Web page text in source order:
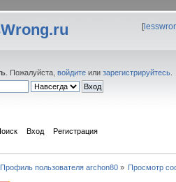
[
. Пожалуйста, войдите или зарегистрируйтесь
Вход Регистрация
Профиль пользователя archon80» Просмотр